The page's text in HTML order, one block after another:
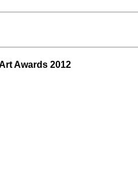
Awards 2012